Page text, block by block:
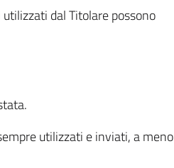
dal Titolare possono
utilizzati e inviati, a meno